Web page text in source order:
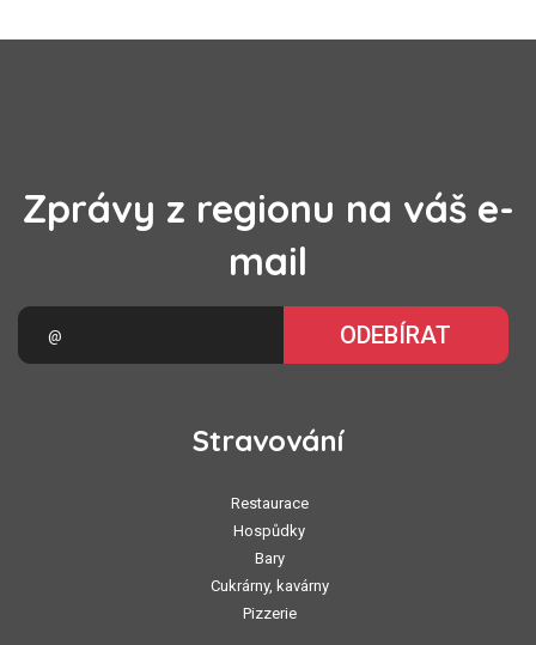
Zprávy z regionu na váš e-
mail
ODEBÍRAT
Stravování
Restaurace
Hospůdky
Bary
Cukrárny, kavárny
Pizzerie